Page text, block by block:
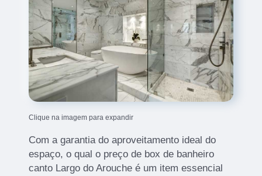
Clique na imagem para expandir
Com a garantia do aproveitamento ideal do
espaço, o qual o preço de box de banheiro
canto Largo do Arouche é um item essencial